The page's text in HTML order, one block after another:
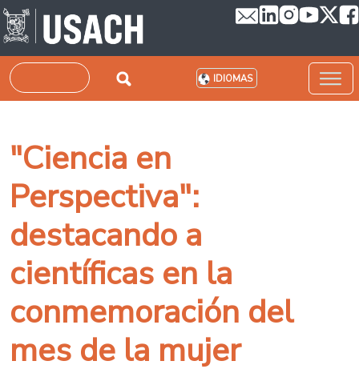
Pasar al contenido principal
Buscar IDIOMAS
"Ciencia en
Perspectiva":
destacando a
científicas en la
conmemoración del
mes de la mujer